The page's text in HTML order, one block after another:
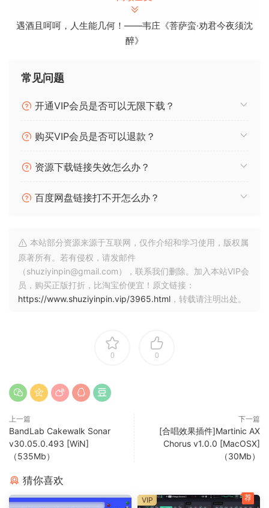
时模拟角色。除了 AX60 和 AX73 模拟合唱效果的型号外，它
衡器和速度同步，它非常灵活地塑造完美的声音并为任何曲目
x64：AAX、VST3、VST2、拍手 |x86：VST2
只需安装！相同的 AppID。删除了旧手册。
新的 VST3 不会再使 Patchwork 崩溃。
版本 1.3.1（2024 年 6 月 12 日）
修复了 Blue Cat 的 PatchWork 中 VST3 的崩溃问题。
修复了 Windows 上 REAPER 中缩放 GUI 的 CLAP 大小调整问
题。
修复了 macOS Sonoma 上的 GUI 色彩空间。
团队Cubeadooby
Bucket Brigade (BBD) chip found in both the AX73 and
AX60 synthesizers. We developed our plugin with the
the original synthesizers and then added the option of
making it a stereo effect.
As Akai never released the chorus as a separate effect we
envisioned how it could have looked in the 1980s, and
have included both the AX73 and AX60 chorus effects in
one unit.
Overview
遇酒且呵呵，人生能几何！——韦庄《菩萨蛮·劝君今夜须沈
醉》
常见问题
开通VIP会员是否可以无限下载？
购买VIP会员是否可以退款？
资源下载链接失效怎么办？
百度网盘链接打不开怎么办？
本站部分资源来源于互联网，仅作介绍和学习使用，版权属
原著所有。若有侵权，请发邮件
（shuziyinpin@gmail.com），联系我们删除。加入本站VIP会
员，购买正版打折，比淘宝价便宜！原文链接：
https://www.shuziyinpin.vip/3965.html ，转载请注明出处。
0 0
上一篇
BandLab Cakewalk Sonar
v30.05.0.493 [WiN]
（535Mb）
下一篇
[合唱效果插件]Martinic AX
Chorus v1.0.0 [MacOSX]
（30Mb）
猜你喜欢
VIP 荐